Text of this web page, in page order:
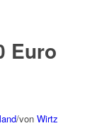
Euro
/von Wirtz